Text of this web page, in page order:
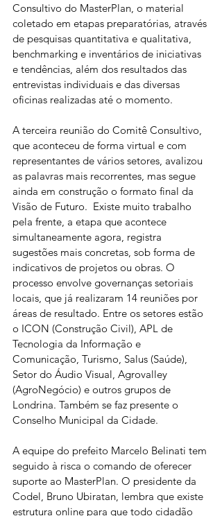
Consultivo do MasterPlan, o material
coletado em etapas preparatórias, através
de pesquisas quantitativa e qualitativa,
benchmarking e inventários de iniciativas
e tendências, além dos resultados das
entrevistas individuais e das diversas
oficinas realizadas até o momento.
A terceira reunião do Comitê Consultivo,
que aconteceu de forma virtual e com
representantes de vários setores, avalizou
as palavras mais recorrentes, mas segue
ainda em construção o formato final da
Visão de Futuro.  Existe muito trabalho
pela frente, a etapa que acontece
simultaneamente agora, registra
sugestões mais concretas, sob forma de
indicativos de projetos ou obras. O
processo envolve governanças setoriais
locais, que já realizaram 14 reuniões por
áreas de resultado. Entre os setores estão
o ICON (Construção Civil), APL de
Tecnologia da Informação e
Comunicação, Turismo, Salus (Saúde),
Setor do Áudio Visual, Agrovalley
(AgroNegócio) e outros grupos de
Londrina. Também se faz presente o
Conselho Municipal da Cidade.
A equipe do prefeito Marcelo Belinati tem
seguido à risca o comando de oferecer
suporte ao MasterPlan. O presidente da
Codel, Bruno Ubiratan, lembra que existe
estrutura online para que todo cidadão